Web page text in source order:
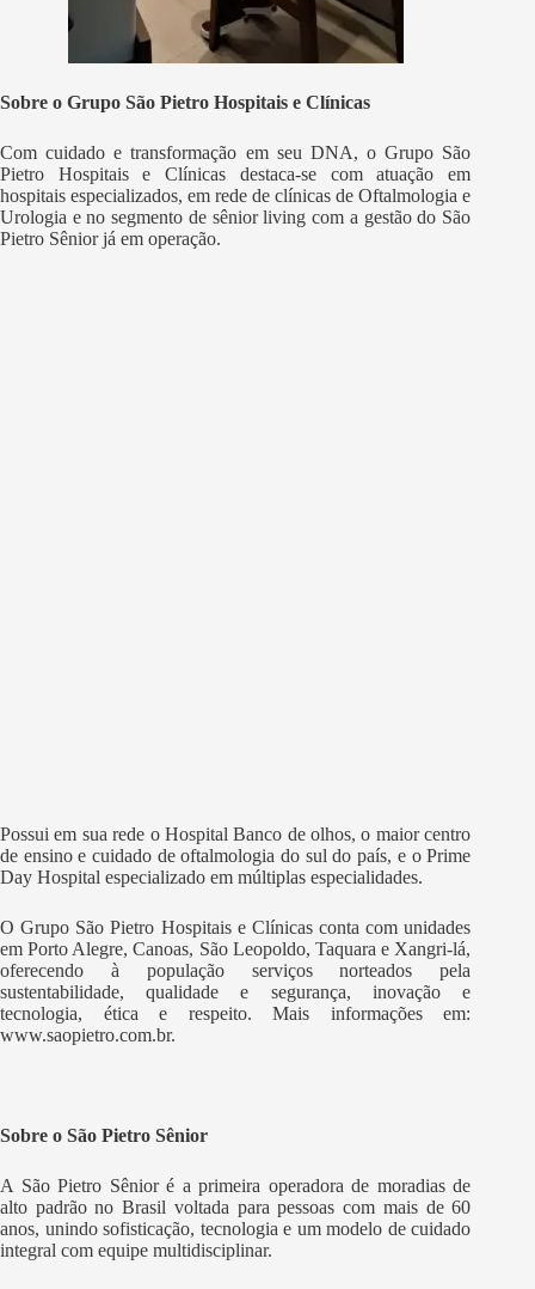
Sobre o Grupo São Pietro Hospitais e Clínicas
Com cuidado e transformação em seu DNA, o Grupo São
Pietro Hospitais e Clínicas destaca-se com atuação em
hospitais especializados, em rede de clínicas de Oftalmologia e
Urologia e no segmento de sênior living com a gestão do São
Pietro Sênior já em operação.
Possui em sua rede o Hospital Banco de olhos, o maior centro
de ensino e cuidado de oftalmologia do sul do país, e o Prime
Day Hospital especializado em múltiplas especialidades.
O Grupo São Pietro Hospitais e Clínicas conta com unidades
em Porto Alegre, Canoas, São Leopoldo, Taquara e Xangri-lá,
oferecendo à população serviços norteados pela
sustentabilidade, qualidade e segurança, inovação e
tecnologia, ética e respeito. Mais informações em:
www.saopietro.com.br.
Sobre o São Pietro Sênior
A São Pietro Sênior é a primeira operadora de moradias de
alto padrão no Brasil voltada para pessoas com mais de 60
anos, unindo sofisticação, tecnologia e um modelo de cuidado
integral com equipe multidisciplinar.